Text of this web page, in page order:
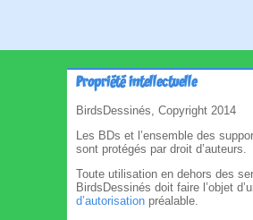
Propriété intellectuelle
BirdsDessinés, Copyright 2014
Les BDs et l’ensemble des
sont protégés par droit d’auteurs.
Toute utilisation en dehors des
BirdsDessinés doit faire l’objet
d’autorisation préalable.